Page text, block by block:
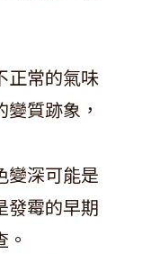
正常的氣味
質跡象，
變深可能是
發霉的早期